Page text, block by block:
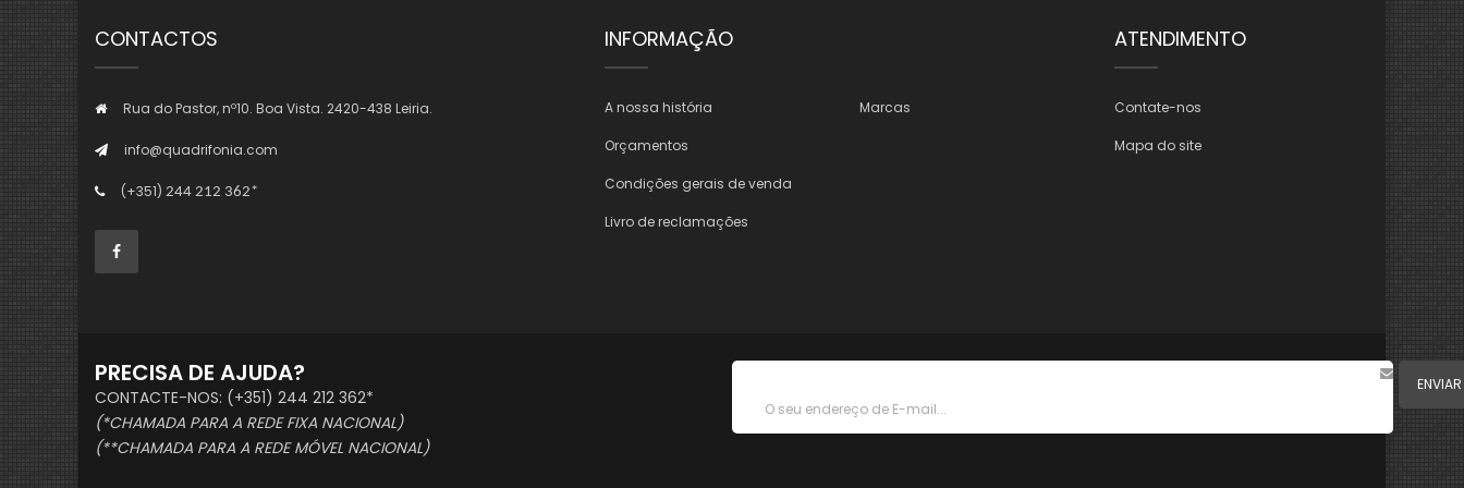
CONTACTOS
Rua do Pastor, nº10. Boa Vista. 2420-438 Leiria.
info@quadrifonia.com
(+351) 244 212 362*
INFORMAÇÃO
A nossa história
Orçamentos
Condições gerais de venda
Livro de reclamações
Marcas
ATENDIMENTO
Contate-nos
Mapa do site
PRECISA DE AJUDA?
CONTACTE-NOS: (+351) 244 212 362*
(*CHAMADA PARA A REDE FIXA NACIONAL)
(**CHAMADA PARA A REDE MÓVEL NACIONAL)
ENVIAR